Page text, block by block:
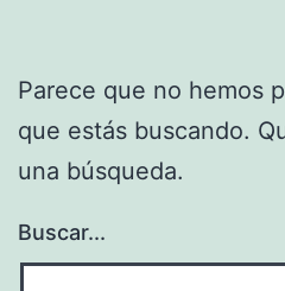
Parece que no hemos
que estás buscando.
una búsqueda.
Buscar...